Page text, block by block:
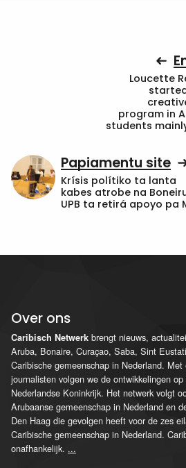
Loucette
program in
students
Papiamentu site
Krísis polítiko ta lanta
kabes atrobe na
UPB ta retirá apoyo pa
Over ons
Caribisch Netwerk brengt nieuws,
Aruba, Bonaire, Curaçao, Saba, Sint
Caribische gemeenschap in Nederland.
journalisten volgen we de ontwikkelingen
Nederlandse Koninkrijk. Het netwerk volgt
Arubaanse gemeenschap in Nederland en
Den Haag die gevolgen heeft voor de zes
Caribische gemeenschap in Nederland.
onafhankelijk. ...